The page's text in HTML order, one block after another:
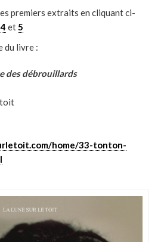
premiers extraits en cliquant ci-
4 et5
du livre :
des débrouillards
toit
home/33-tonton-